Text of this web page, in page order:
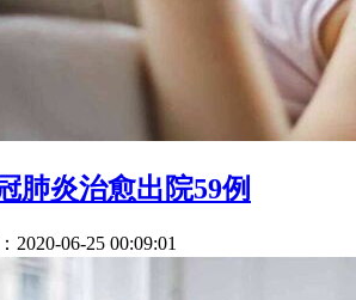
肺炎治愈出院59例
2020-06-25 00:09:01